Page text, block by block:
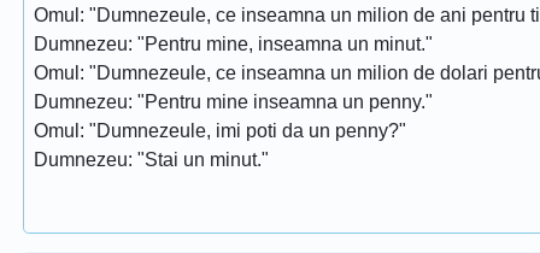
Omul: "Dumnezeule, ce inseamna un milion de ani pentru
Dumnezeu: "Pentru mine, inseamna un minut."
Omul: "Dumnezeule, ce inseamna un milion de dolari
Dumnezeu: "Pentru mine inseamna un penny."
Omul: "Dumnezeule, imi poti da un penny?"
Dumnezeu: "Stai un minut."